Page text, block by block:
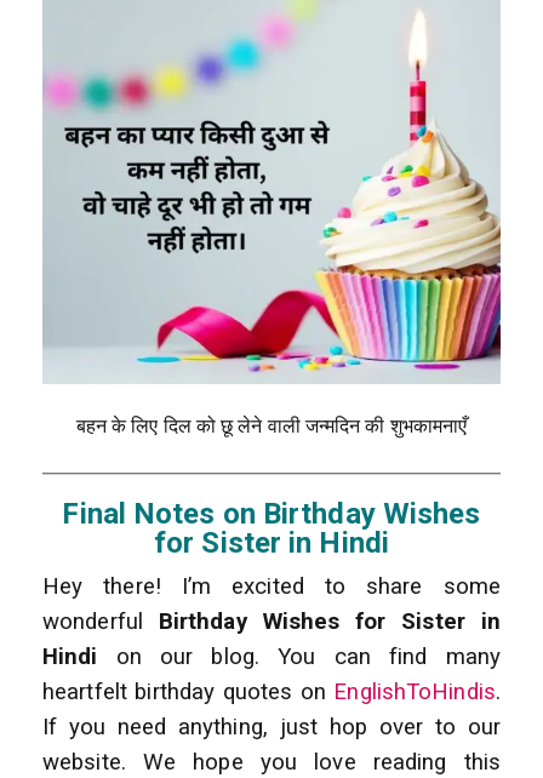
बहन के लिए दिल को छू लेने वाली जन्मदिन की शुभकामनाएँ
Final Notes on Birthday Wishes
for Sister in Hindi
Hey there! I’m excited to share some
wonderful Birthday Wishes for Sister in
Hindi on our blog. You can find many
heartfelt birthday quotes on EnglishToHindis.
If you need anything, just hop over to our
website. We hope you love reading this